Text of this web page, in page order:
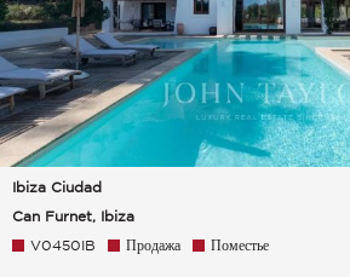
Ibiza Ciudad
Can Furnet, Ibiza
V0450IB Продажа Поместье